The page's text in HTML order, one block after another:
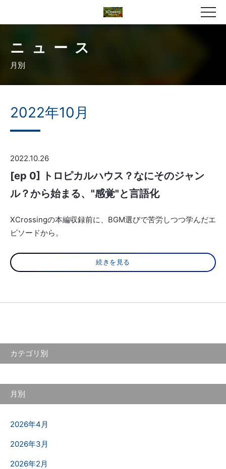
ニュース
月別
2022年10月
2022.10.26
[ep 0] トロピカルハウス？なにそのジャン
ル？から始まる、"感覚"と言語化
XCrossingの本編収録前に、BGM選びで苦労しつつ学んだエ
ピソードから。
続きを見る
カテゴリ別
月別
2026年4月
2026年3月
2026年2月